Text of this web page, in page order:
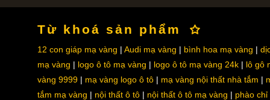
Từ khoá sản phẩm
12 con giáp mạ vàng Audi mạ vàng bình hoa mạ vàng
mạ vàng
logo ô tô mạ vàng logo ô tô mạ vàng 24k
lô gô
vàng 9999
mạ vàng logo ô tô mạ vàng nội thất nhà tắm
tắm mạ vàng
nội thất ô tô nội thất ô tô mạ vàng
phào chỉ